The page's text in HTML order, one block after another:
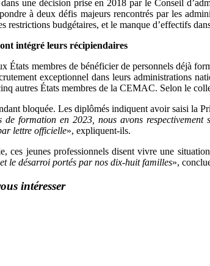
une décision prise en 2018 par le Conseil
à deux défis majeurs rencontrés par les
restrictions budgétaires, et le manque d’effectifs
intégré leurs récipiendaires
États membres de bénéficier de personnels déjà
exceptionnel dans leurs administrations
autres États membres de la CEMAC. Selon le
bloquée. Les diplômés indiquent avoir saisi la
de formation en 2023, nous avons
lettre officielle», expliquent-ils.
ces jeunes professionnels disent vivre une
le désarroi portés par nos dix-huit familles»,
intéresser